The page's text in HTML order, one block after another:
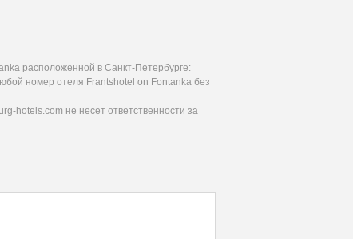
расположенной в Санкт-Петербурге:
номер отеля Frantshotel on Fontanka без
hotels.com не несет ответственности за